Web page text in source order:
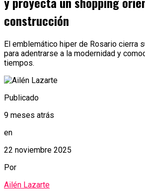
construcción
El emblemático hiper de Rosario cierra
para adentrarse a la modernidad y
tiempos.
Publicado
9 meses atrás
en
22 noviembre 2025
Por
Ailén Lazarte